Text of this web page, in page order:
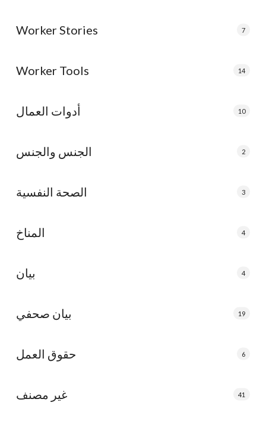
Worker Stories 7
Worker Tools 14
أدوات العمال 10
الجنس والجنس 2
الصحة النفسية 3
المناخ 4
بيان 4
بيان صحفي 19
حقوق العمل 6
غير مصنف 41